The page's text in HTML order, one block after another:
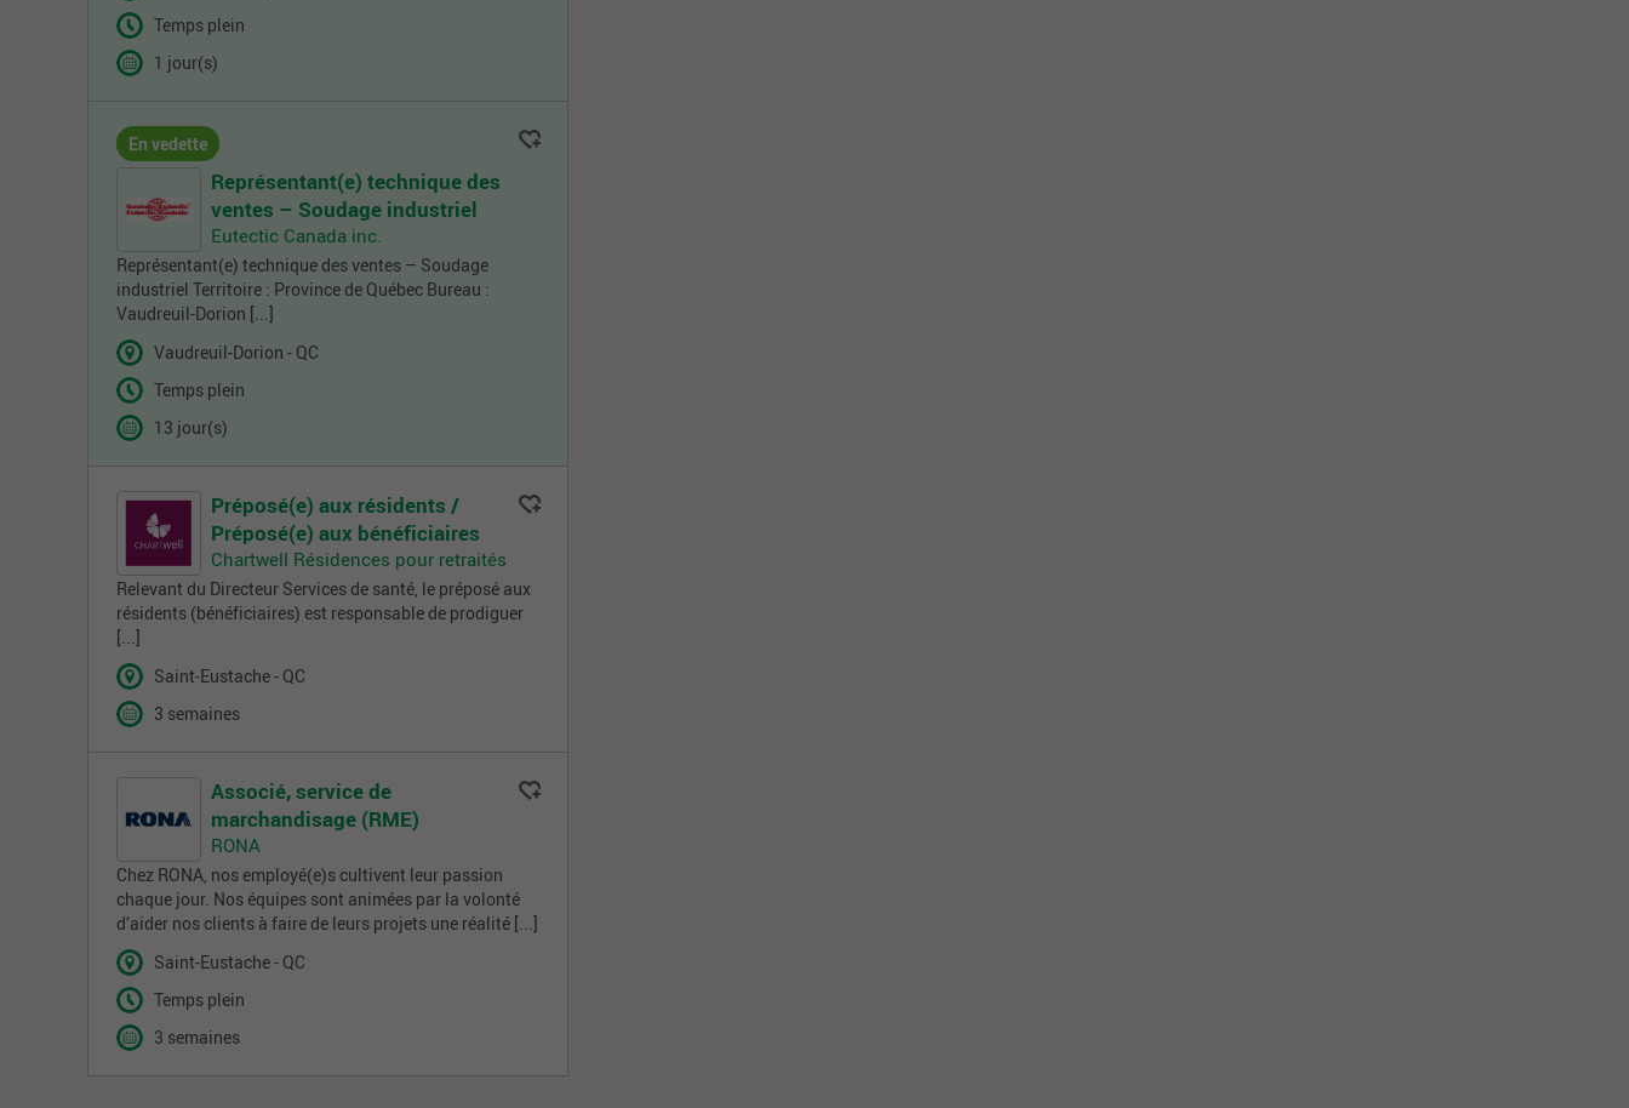
Temps plein
1 jour(s)
En vedette
Représentant(e) technique des
ventes – Soudage industriel
Eutectic Canada inc.
Représentant(e) technique des ventes – Soudage
industriel Territoire : Province de Québec Bureau :
Vaudreuil-Dorion [...]
Vaudreuil-Dorion - QC
Temps plein
13 jour(s)
Préposé(e) aux résidents /
Préposé(e) aux bénéficiaires
Chartwell Résidences pour retraités
Relevant du Directeur Services de santé, le préposé aux
résidents (bénéficiaires) est responsable de prodiguer
[...]
Saint-Eustache - QC
3 semaines
Associé, service de
marchandisage (RME)
RONA
Chez RONA, nos employé(e)s cultivent leur passion
chaque jour. Nos équipes sont animées par la volonté
d’aider nos clients à faire de leurs projets une réalité [...]
Saint-Eustache - QC
Temps plein
3 semaines